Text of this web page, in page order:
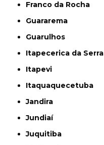
Franco da Rocha
Guararema
Guarulhos
Itapecerica da Serra
Itapevi
Itaquaquecetuba
Jandira
Jundiaí
Juquitiba